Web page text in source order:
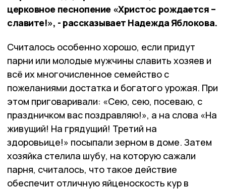
церковное песнопение «Христос рождается –
славите!», - рассказывает Надежда Яблокова.
Считалось особенно хорошо, если придут
парни или молодые мужчины славить хозяев и
всё их многочисленное семейство с
пожеланиями достатка и богатого урожая. При
этом приговаривали: «Сею, сею, посеваю, с
праздничком вас поздравляю!», а на слова «На
живущий! На грядущий! Третий на
здоровьице!» посыпали зерном в доме. Затем
хозяйка стелила шубу, на которую сажали
парня, считалось, что такое действие
обеспечит отличную яйценоскость кур в